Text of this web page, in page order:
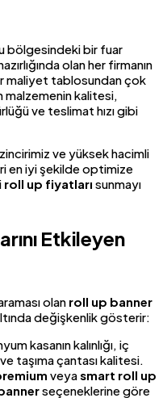
bölgesindeki bir fuar
olan her firmanın
maliyet tablosundan çok
malzemenin kalitesi,
ve teslimat hızı gibi
ve yüksek hacimli
en iyi şekilde optimize
roll up fiyatları sunmayı
Etkileyen
olan roll up banner
değişkenlik gösterir:
kasanın kalınlığı, iç
taşıma çantası kalitesi.
veyasmart roll up
seçeneklerine göre